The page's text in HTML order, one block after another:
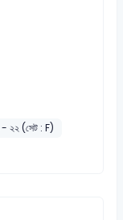
- ২২ (সেট : F)